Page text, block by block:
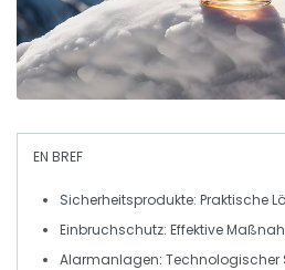
EN BREF
Sicherheitsprodukte: Praktische
Einbruchschutz: Effektive
Alarmanlagen: